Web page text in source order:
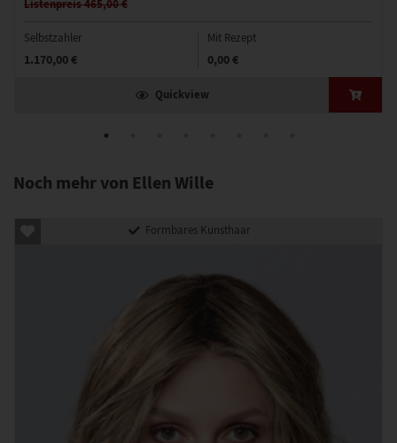
Listenpreis 465,00 €
Selbstzahler
1.170,00 €
Mit Rezept
0,00 €
Quickview
Noch mehr von Ellen Wille
Formbares Kunsthaar